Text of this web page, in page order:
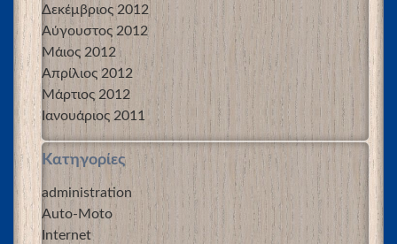
Δεκέμβριος 2012
Αύγουστος 2012
Μάιος 2012
Απρίλιος 2012
Μάρτιος 2012
Ιανουάριος 2011
Kατηγορίες
administration
Auto-Moto
Internet